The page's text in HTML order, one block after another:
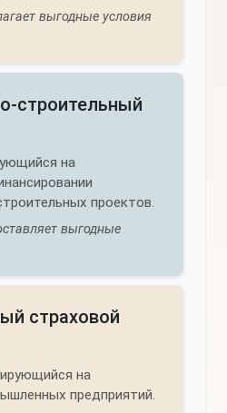
выгодные условия
строительный
на
проектов.
выгодные
страховой
на
предприятий.